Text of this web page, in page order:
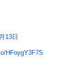
13日
HFoygY3F7S